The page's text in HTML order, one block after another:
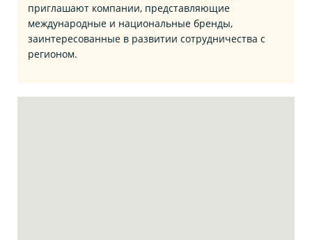
приглашают компании, представляющие
международные и национальные бренды,
заинтересованные в развитии сотрудничества с
регионом.